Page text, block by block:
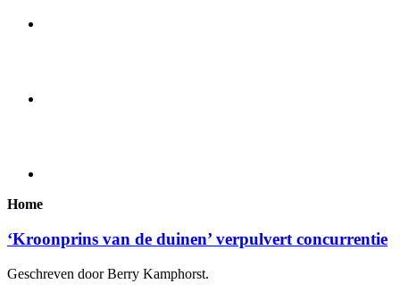
Home
‘Kroonprins van de duinen’ verpulvert concurrentie
Geschreven door Berry Kamphorst.